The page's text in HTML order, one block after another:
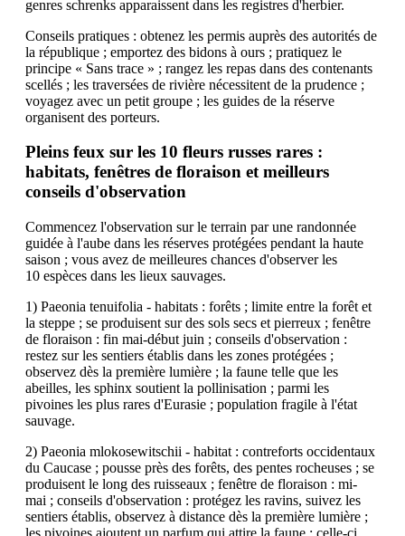
genres schrenks apparaissent dans les registres d'herbier.
Conseils pratiques : obtenez les permis auprès des autorités de
la république ; emportez des bidons à ours ; pratiquez le
principe « Sans trace » ; rangez les repas dans des contenants
scellés ; les traversées de rivière nécessitent de la prudence ;
voyagez avec un petit groupe ; les guides de la réserve
organisent des porteurs.
Pleins feux sur les 10 fleurs russes rares :
habitats, fenêtres de floraison et meilleurs
conseils d'observation
Commencez l'observation sur le terrain par une randonnée
guidée à l'aube dans les réserves protégées pendant la haute
saison ; vous avez de meilleures chances d'observer les
10 espèces dans les lieux sauvages.
1) Paeonia tenuifolia - habitats : forêts ; limite entre la forêt et
la steppe ; se produisent sur des sols secs et pierreux ; fenêtre
de floraison : fin mai-début juin ; conseils d'observation :
restez sur les sentiers établis dans les zones protégées ;
observez dès la première lumière ; la faune telle que les
abeilles, les sphinx soutient la pollinisation ; parmi les
pivoines les plus rares d'Eurasie ; population fragile à l'état
sauvage.
2) Paeonia mlokosewitschii - habitat : contreforts occidentaux
du Caucase ; pousse près des forêts, des pentes rocheuses ; se
produisent le long des ruisseaux ; fenêtre de floraison : mi-
mai ; conseils d'observation : protégez les ravins, suivez les
sentiers établis, observez à distance dès la première lumière ;
les pivoines ajoutent un parfum qui attire la faune ; celle-ci